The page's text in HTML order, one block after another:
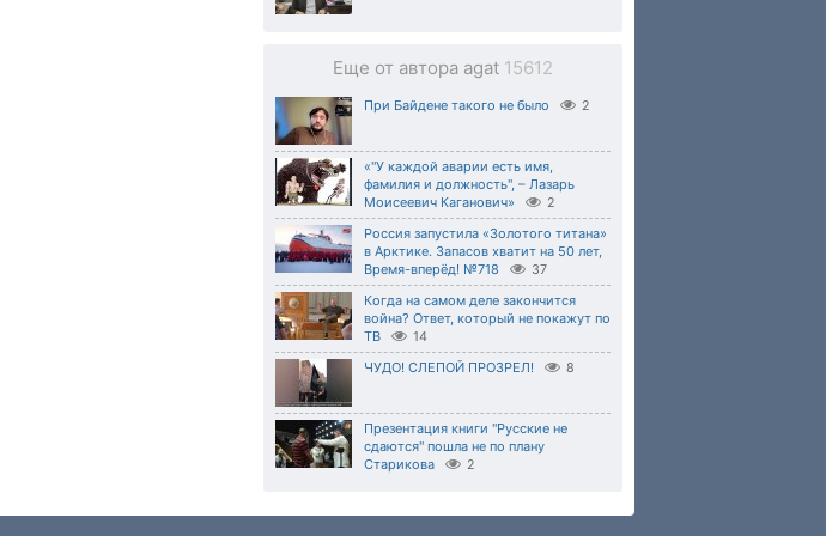
Еще от автора agat 15612
При Байдене такого не было 2
«"У каждой аварии есть имя,
фамилия и должность", – Лазарь
Моисеевич Каганович»
2
Россия запустила «Золотого титана»
в Арктике. Запасов хватит на 50 лет,
Время-вперёд! №718
37
Когда на самом деле закончится
война? Ответ, который не покажут по
ТВ
14
ЧУДО! СЛЕПОЙ ПРОЗРЕЛ! 8
Презентация книги "Русские не
сдаются" пошла не по плану
Старикова
2